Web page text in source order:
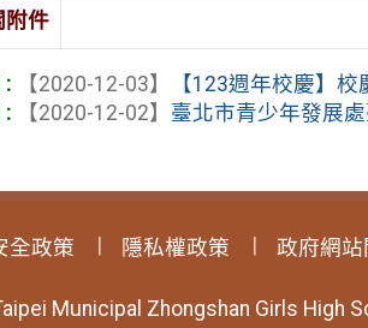
附件
【2020-12-03】
【123週年校慶】
【2020-12-02】 臺北市青少年發展
全政策 隱私權政策 政府網
Municipal Zhongshan Girls High